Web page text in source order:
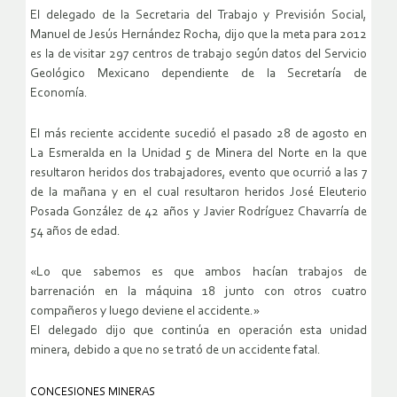
El delegado de la Secretaria del Trabajo y Previsión Social,
Manuel de Jesús Hernández Rocha, dijo que la meta para 2012
es la de visitar 297 centros de trabajo según datos del Servicio
Geológico Mexicano dependiente de la Secretaría de
Economía.
El más reciente accidente sucedió el pasado 28 de agosto en
La Esmeralda en la Unidad 5 de Minera del Norte en la que
resultaron heridos dos trabajadores, evento que ocurrió a las 7
de la mañana y en el cual resultaron heridos José Eleuterio
Posada González de 42 años y Javier Rodríguez Chavarría de
54 años de edad.
«Lo que sabemos es que ambos hacían trabajos de
barrenación en la máquina 18 junto con otros cuatro
compañeros y luego deviene el accidente.»
El delegado dijo que continúa en operación esta unidad
minera, debido a que no se trató de un accidente fatal.
CONCESIONES MINERAS